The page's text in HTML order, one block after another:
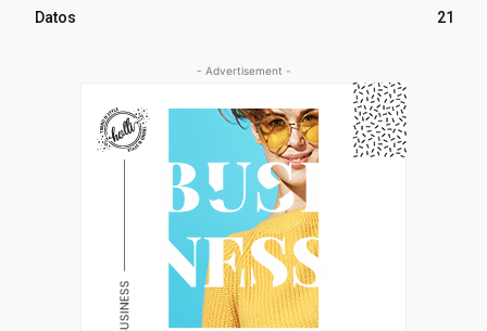
Datos
21
- Advertisement -